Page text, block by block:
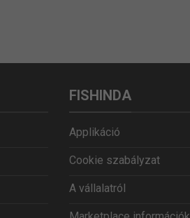
FISHINDA
Applikáció
Cookie szabályzat
A vállalatról